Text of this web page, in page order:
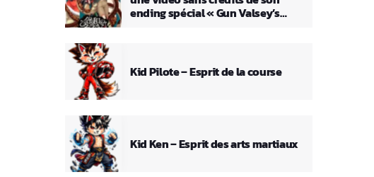
ending spécial « Gun Valsey’s
Kid Pilote – Esprit de la course
Kid Ken – Esprit des arts martiaux